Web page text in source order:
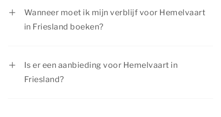
Wanneer moet ik mijn verblijf voor Hemelvaart
in Friesland boeken?
Is er een aanbieding voor Hemelvaart in
Friesland?